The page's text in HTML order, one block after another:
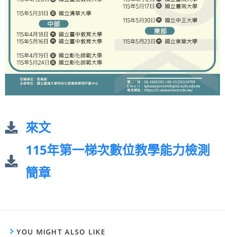
來文
115年第一梯次數位教學能力檢測
簡章
YOU MIGHT ALSO LIKE